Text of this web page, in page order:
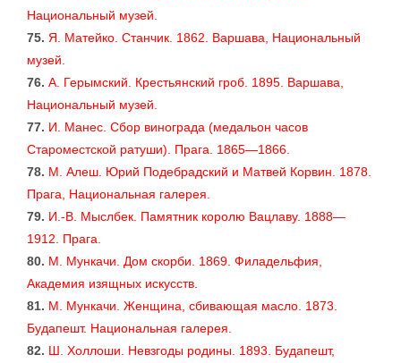
Национальный музей.
75. Я. Матейко. Станчик. 1862. Варшава, Национальный
музей.
76. А. Герымский. Крестьянский гроб. 1895. Варшава,
Национальный музей.
77. И. Манес. Сбор винограда (медальон часов
Староместской ратуши). Прага. 1865—1866.
78. М. Алеш. Юрий Подебрадский и Матвей Корвин. 1878.
Прага, Национальная галерея.
79. И.-В. Мыслбек. Памятник королю Вацлаву. 1888—
1912. Прага.
80. М. Мункачи. Дом скорби. 1869. Филадельфия,
Академия изящных искусств.
81. М. Мункачи. Женщина, сбивающая масло. 1873.
Будапешт. Национальная галерея.
82. Ш. Xоллоши. Невзгоды родины. 1893. Будапешт,